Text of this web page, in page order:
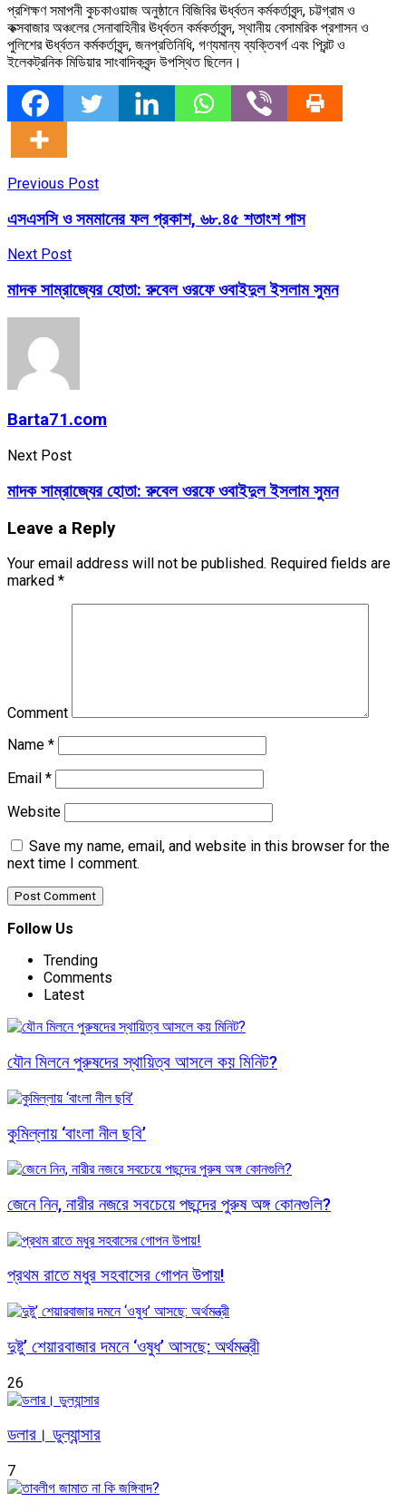
প্রশিক্ষণ সমাপনী কুচকাওয়াজ অনুষ্ঠানে বিজিবির ঊর্ধ্বতন কর্মকর্তাবৃন্দ, চট্টগ্রাম ও
কক্সবাজার অঞ্চলের সেনাবাহিনীর ঊর্ধ্বতন কর্মকর্তাবৃন্দ, স্থানীয় বেসামরিক প্রশাসন ও
পুলিশের ঊর্ধ্বতন কর্মকর্তাবৃন্দ, জনপ্রতিনিধি, গণ্যমান্য ব্যক্তিবর্গ এবং প্রিন্ট ও
ইলেকট্রনিক মিডিয়ার সাংবাদিকবৃন্দ উপস্থিত ছিলেন।
Previous Post
এসএসসি ও সমমানের ফল প্রকাশ, ৬৮.৪৫ শতাংশ পাস
Next Post
মাদক সাম্রাজ্যের হোতা: রুবেল ওরফে ওবাইদুল ইসলাম সুমন
Barta71.com
Next Post
মাদক সাম্রাজ্যের হোতা: রুবেল ওরফে ওবাইদুল ইসলাম সুমন
Leave a Reply
Your email address will not be published. Required fields are
marked *
Comment
Name *
Email *
Website
Save my name, email, and website in this browser for the
next time I comment.
Follow Us
Trending
Comments
Latest
যৌন মিলনে পুরুষদের স্থায়িত্ব আসলে কয় মিনিট?
কুমিল্লায় ‘বাংলা নীল ছবি’
জেনে নিন, নারীর নজরে সবচেয়ে পছন্দের পুরুষ অঙ্গ কোনগুলি?
প্রথম রাতে মধুর সহবাসের গোপন উপায়!
দুষ্টু’ শেয়ারবাজার দমনে ‘ওষুধ’ আসছে: অর্থমন্ত্রী
26
ডলার। ডুল্যান্সার
7